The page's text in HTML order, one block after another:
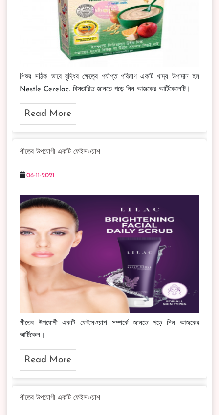
শিশুর সঠিক ভাবে বৃৃদ্ধির ক্ষেত্রে পর্যাপ্ত পরিমাণ একটি খাদ্য উপাদান হল
Nestle Cerelac. বিস্তারিত জানতে পড়ে নিন আজকের আর্টিকেলেটি।
Read More
শীতের উপযোগী একটি ফেইসওয়াশ
06-11-2021
শীতের উপযোগী একটি ফেইসওয়াশ সম্পর্কে জানতে পড়ে নিন আজকের
আর্টিকেল।
Read More
শীতের উপযোগী একটি ফেইসওয়াশ